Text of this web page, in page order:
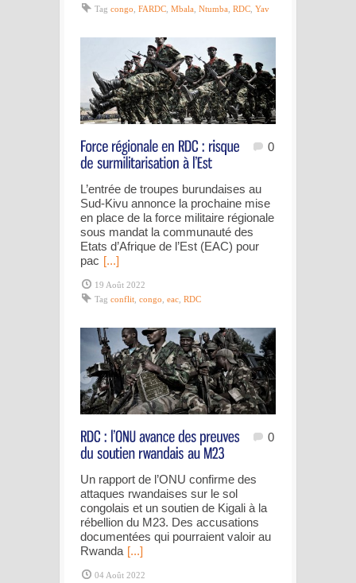
Tag congo FARDC Mbala Ntumba RDC Yav
0
L’entrée de troupes burundaises au
Sud-Kivu annonce la prochaine mise
en place de la force militaire régionale
sous mandat la communauté des
Etats d’Afrique de l’Est (EAC) pour
pac [...]
19 Août 2022
Tag conflit congo eac RDC
0
Un rapport de l’ONU confirme des
attaques rwandaises sur le sol
congolais et un soutien de Kigali à la
rébellion du M23. Des accusations
documentées qui pourraient valoir au
Rwanda [...]
04 Août 2022